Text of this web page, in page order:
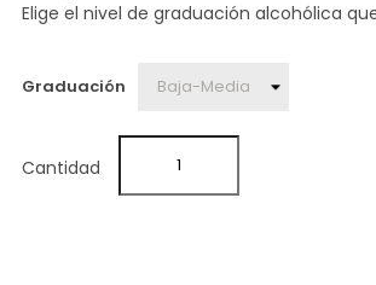
Elige el nivel de graduación alcohólica
Graduación
Cantidad